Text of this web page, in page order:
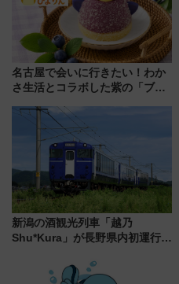
名古屋で会いに行きたい！わか
さ生活とコラボした紫の「ブル
売
新潟の酒観光列車「越乃
Shu*Kura」が長野県内初運行！